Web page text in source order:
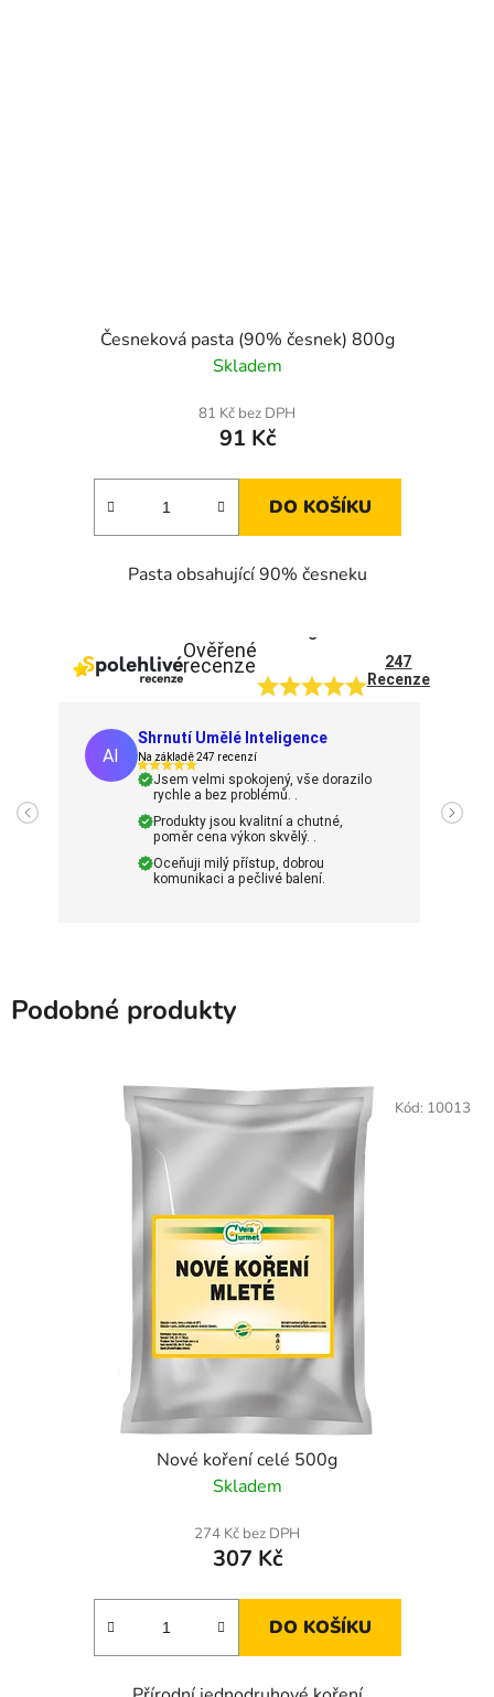
Česneková pasta (90% česnek) 800g
Skladem
81 Kč bez DPH
91 Kč
DO KOŠÍKU
Pasta obsahující 90% česneku
Ověřené
recenze
5
247
Recenze
AI
Shrnutí Umělé Inteligence
Na základě 247 recenzí
Jsem velmi spokojený, vše dorazilo
rychle a bez problémů. .
Produkty jsou kvalitní a chutné,
poměr cena výkon skvělý. .
Oceňuji milý přístup, dobrou
komunikaci a pečlivé balení.
Podobné produkty
Nové koření celé 500g
Skladem
274 Kč bez DPH
307 Kč
DO KOŠÍKU
Kód: 10013